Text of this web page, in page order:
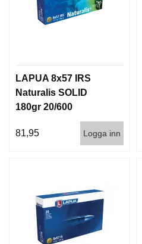
LAPUA 8x57 IRS
Naturalis SOLID
180gr 20/600
81,95 Logga inn